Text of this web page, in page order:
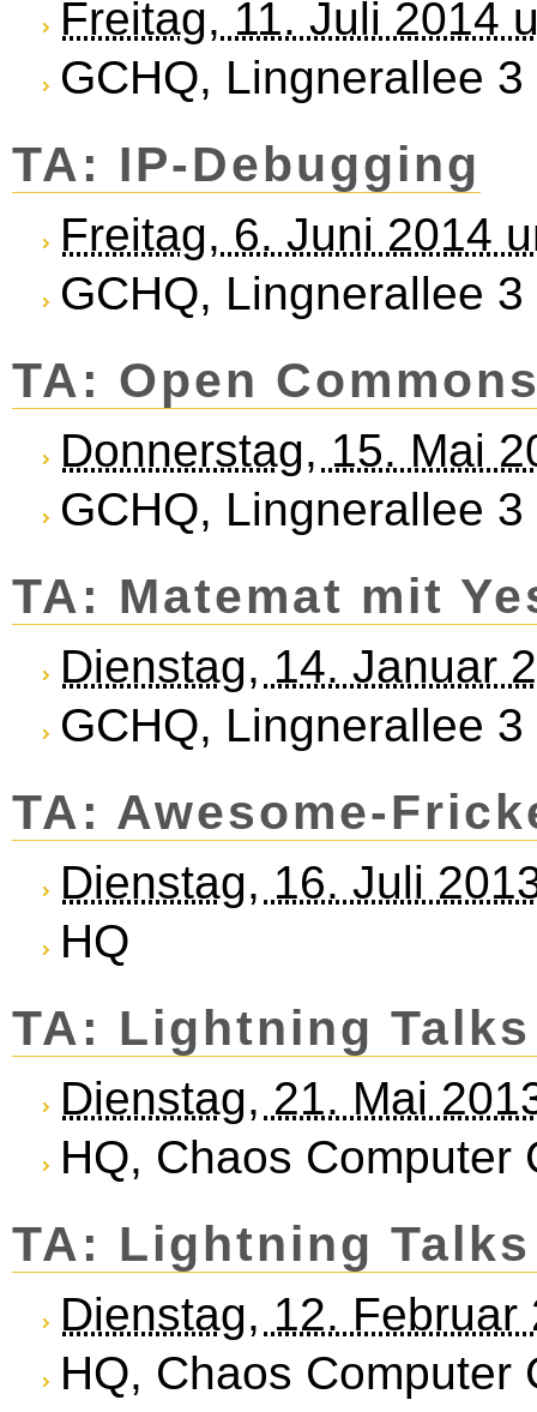
Freitag, 11. Juli 2014
GCHQ, Lingnerallee 3
TA: IP-De­bug­ging
Freitag, 6. Juni 2014
GCHQ, Lingnerallee 3
TA: Open
Donnerstag, 15. Mai
GCHQ, Lingnerallee 3
TA: Matemat mit
Dienstag, 14. Januar
GCHQ, Lingnerallee 3
TA: Awesome-
Dienstag, 16. Juli
HQ
TA: Lightning
Dienstag, 21. Mai
HQ, Chaos Computer
TA: Lightning
Dienstag, 12.
HQ, Chaos Computer